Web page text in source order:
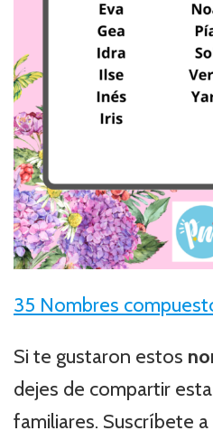
35 Nombres
Si te gustaron estos
dejes de compartir
familiares. Suscríbete